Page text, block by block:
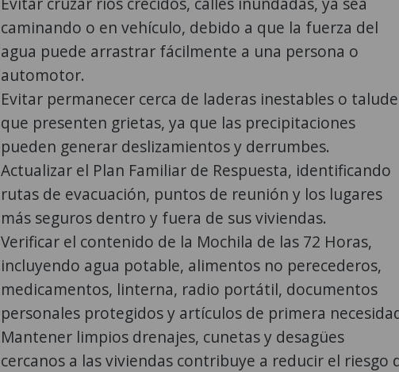
caminando o en vehículo, debido a que la fuerza del
agua puede arrastrar fácilmente a una persona o
automotor.
Evitar permanecer cerca de laderas inestables o
que presenten grietas, ya que las precipitaciones
pueden generar deslizamientos y derrumbes.
Actualizar el Plan Familiar de Respuesta, identificando
rutas de evacuación, puntos de reunión y los lugares
más seguros dentro y fuera de sus viviendas.
Verificar el contenido de la Mochila de las 72 Horas,
incluyendo agua potable, alimentos no perecederos,
medicamentos, linterna, radio portátil, documentos
personales protegidos y artículos de primera
Mantener limpios drenajes, cunetas y desagües
cercanos a las viviendas contribuye a reducir el riesgo